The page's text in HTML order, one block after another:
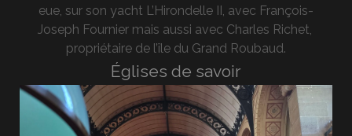
eue, sur son yacht L’Hirondelle II, avec François-
Joseph Fournier mais aussi avec Charles Richet,
propriétaire de l’île du Grand Roubaud.
Églises de savoir